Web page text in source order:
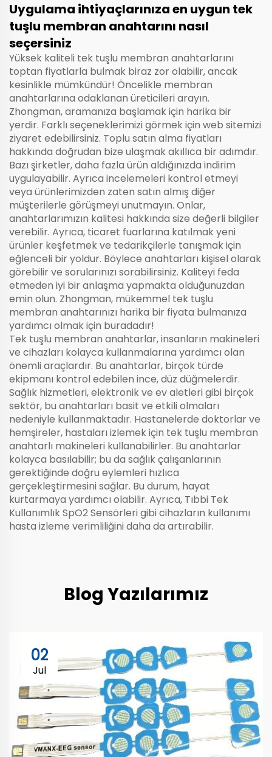
Uygulama ihtiyaçlarınıza en uygun tek
tuşlu membran anahtarını nasıl
seçersiniz
Yüksek kaliteli tek tuşlu membran anahtarlarını
toptan fiyatlarla bulmak biraz zor olabilir, ancak
kesinlikle mümkündür! Öncelikle membran
anahtarlarına odaklanan üreticileri arayın.
Zhongman, aramanıza başlamak için harika bir
yerdir. Farklı seçeneklerimizi görmek için web sitemizi
ziyaret edebilirsiniz. Toplu satın alma fiyatları
hakkında doğrudan bize ulaşmak akıllıca bir adımdır.
Bazı şirketler, daha fazla ürün aldığınızda indirim
uygulayabilir. Ayrıca incelemeleri kontrol etmeyi
veya ürünlerimizden zaten satın almış diğer
müşterilerle görüşmeyi unutmayın. Onlar,
anahtarlarımızın kalitesi hakkında size değerli bilgiler
verebilir. Ayrıca, ticaret fuarlarına katılmak yeni
ürünler keşfetmek ve tedarikçilerle tanışmak için
eğlenceli bir yoldur. Böylece anahtarları kişisel olarak
görebilir ve sorularınızı sorabilirsiniz. Kaliteyi feda
etmeden iyi bir anlaşma yapmakta olduğunuzdan
emin olun. Zhongman, mükemmel tek tuşlu
membran anahtarınızı harika bir fiyata bulmanıza
yardımcı olmak için buradadır!
Tek tuşlu membran anahtarlar, insanların makineleri
ve cihazları kolayca kullanmalarına yardımcı olan
önemli araçlardır. Bu anahtarlar, birçok türde
ekipmanı kontrol edebilen ince, düz düğmelerdir.
Sağlık hizmetleri, elektronik ve ev aletleri gibi birçok
sektör, bu anahtarları basit ve etkili olmaları
nedeniyle kullanmaktadır. Hastanelerde doktorlar ve
hemşireler, hastaları izlemek için tek tuşlu membran
anahtarlı makineleri kullanabilirler. Bu anahtarlar
kolayca basılabilir; bu da sağlık çalışanlarının
gerektiğinde doğru eylemleri hızlıca
gerçekleştirmesini sağlar. Bu durum, hayat
kurtarmaya yardımcı olabilir. Ayrıca, Tıbbi Tek
Kullanımlık SpO2 Sensörleri gibi cihazların kullanımı
hasta izleme verimliliğini daha da artırabilir.
Blog Yazılarımız
02
Jul